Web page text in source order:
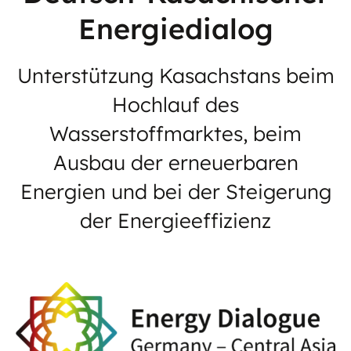
Energiedialog
Unterstützung Kasachstans beim
Hochlauf des
Wasserstoffmarktes, beim
Ausbau der erneuerbaren
Energien und bei der Steigerung
der Energieeffizienz